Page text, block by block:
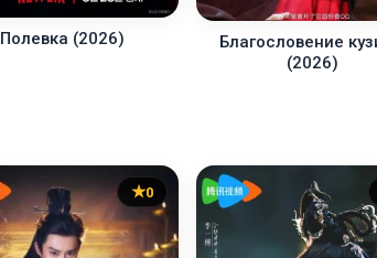
Полевка (2026)
Благословение
(2026)
0